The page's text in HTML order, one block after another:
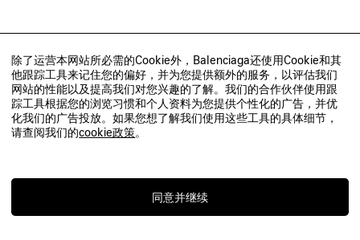
除了运营本网站所必需的Cookie外，Balenciaga还使用Cookie和其
他跟踪工具来记住您的偏好，并为您提供额外的服务，以评估我们
网站的性能以及提高我们对您兴趣的了解。我们的合作伙伴使用跟
踪工具根据您的浏览习惯和个人资料为您提供个性化的广告，并优
化我们的广告投放。如果您想了解我们使用这些工具的具体细节，
请查阅我们的cookie政策。
同意并继续